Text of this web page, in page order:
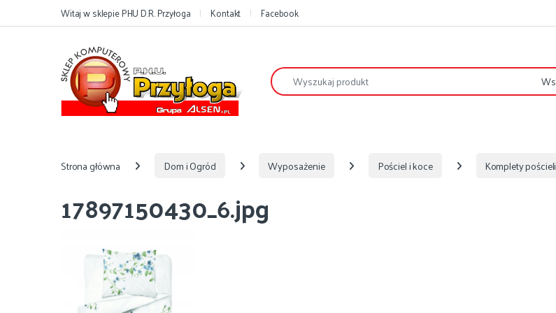
Przejdź do nawigacji
Przejdź do treściWitaj w sklepie PHU D.R. Przyłoga Kontakt Facebook
Szukaj:
Strona główna Dom i Ogród Wyposażenie Pościel i koce Komplety pościeli
17897150430_6.jpg